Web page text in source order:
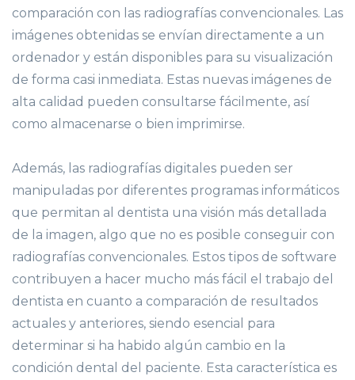
comparación con las radiografías convencionales. Las
imágenes obtenidas se envían directamente a un
ordenador y están disponibles para su visualización
de forma casi inmediata. Estas nuevas imágenes de
alta calidad pueden consultarse fácilmente, así
como almacenarse o bien imprimirse.
Además, las radiografías digitales pueden ser
manipuladas por diferentes programas informáticos
que permitan al dentista una visión más detallada
de la imagen, algo que no es posible conseguir con
radiografías convencionales. Estos tipos de software
contribuyen a hacer mucho más fácil el trabajo del
dentista en cuanto a comparación de resultados
actuales y anteriores, siendo esencial para
determinar si ha habido algún cambio en la
condición dental del paciente. Esta característica es